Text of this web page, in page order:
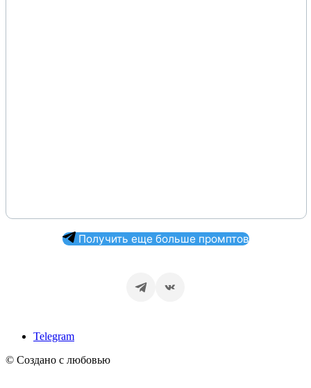
Получить еще больше промптов
Telegram
© Создано с любовью